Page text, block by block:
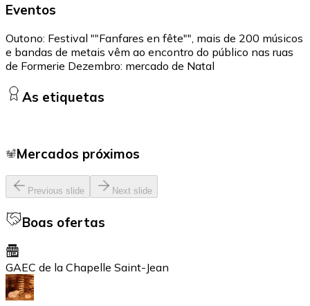
Eventos
Outono: Festival ""Fanfares en fête"", mais de 200 músicos
e bandas de metais vêm ao encontro do público nas ruas
de Formerie Dezembro: mercado de Natal
As etiquetas
Mercados próximos
Previous slide Next slide
Boas ofertas
GAEC de la Chapelle Saint-Jean